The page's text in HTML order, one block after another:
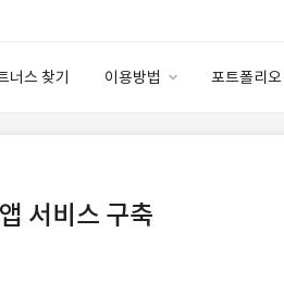
너스 찾기 이용방법 포트폴리오
이용요금
고객센터
서비스 구축